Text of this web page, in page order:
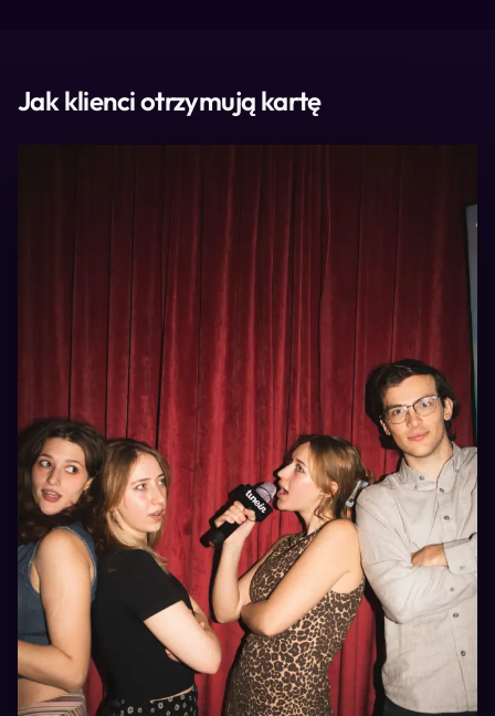
Jak klienci otrzymują kartę